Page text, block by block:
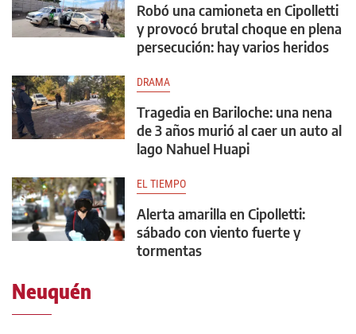
Robó una camioneta en Cipolletti
y provocó brutal choque en plena
persecución: hay varios heridos
DRAMA
Tragedia en Bariloche: una nena
de 3 años murió al caer un auto al
lago Nahuel Huapi
EL TIEMPO
Alerta amarilla en Cipolletti:
sábado con viento fuerte y
tormentas
Neuquén